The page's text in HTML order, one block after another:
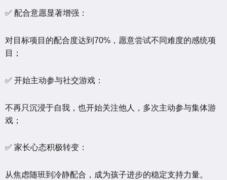
✅ 配合意愿显著增强：
对目标项目的配合度达到70%，愿意尝试不同难度的感统项
目；
✅ 开始主动参与社交游戏：
不再只沉浸于自我，也开始关注他人，多次主动参与集体游
戏；
✅ 家长心态积极转变：
从焦虑随班到冷静配合，成为孩子进步的稳定支持力量。